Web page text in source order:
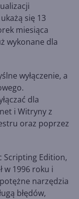
się 13
miesiąca
wykonane dla
wyłączenie, a
dla
i Witryny z
oraz poprzez
Scripting Edition,
w 1996 roku i
narzędzia
błędów,